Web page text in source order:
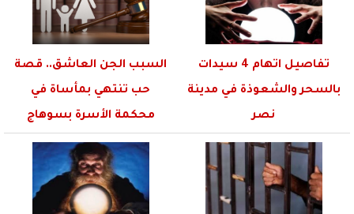
تفاصيل اتهام 4 سيدات
بالسحر والشعوذة في مدينة
نصر
السبب الجن العاشق.. قصة
حب تنتهي بمأساة في
محكمة الأسرة بسوهاج